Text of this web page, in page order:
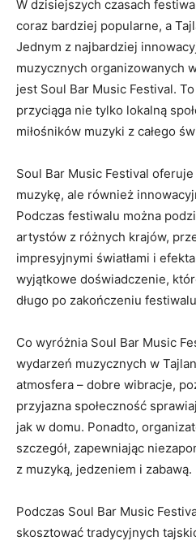
W dzisiejszych czasach
coraz bardziej popularne, a
Jednym z najbardziej​
muzycznych organizowanych
jest Soul Bar Music Festival.
przyciąga nie⁤ tylko lokalną
miłośników muzyki ‌z całego
Soul Bar Music Festival
muzykę, ale również
Podczas festiwalu można
artystów z ⁣różnych krajów,
impresyjnymi⁢ światłami‌ i
wyjątkowe doświadczenie,
długo po zakończeniu
Co wyróżnia ⁤Soul‌ Bar Music⁤
wydarzeń muzycznych‌ w
atmosfera – dobre wibracje,
przyjazna społeczność
jak w ‌domu. Ponadto,
szczegół, zapewniając
z muzyką, jedzeniem i zabawą.
Podczas Soul Bar ⁢Music
skosztować tradycyjnych